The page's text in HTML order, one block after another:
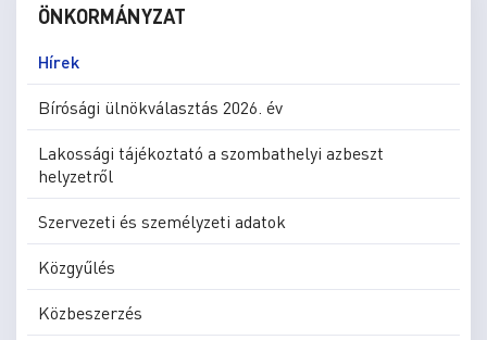
ÖNKORMÁNYZAT
Hírek
Bírósági ülnökválasztás 2026. év
Lakossági tájékoztató a szombathelyi azbeszt
helyzetről
Szervezeti és személyzeti adatok
Közgyűlés
Közbeszerzés